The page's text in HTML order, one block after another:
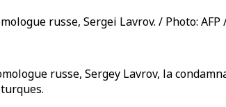
russe, Sergei Lavrov. / Photo: AFP
russe, Sergey Lavrov, la